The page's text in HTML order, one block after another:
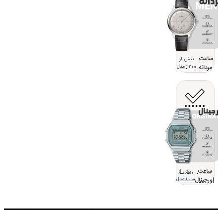
ساعت
مردانه
بیش از
2200 مدل
ساعت
اورجینال
بیش از
1000 مدل